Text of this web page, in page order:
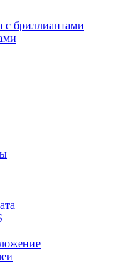
с бриллиантами